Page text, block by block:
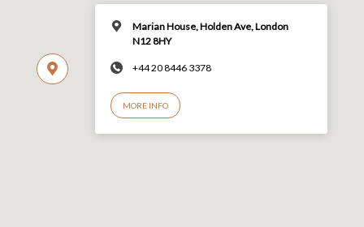
Marian House, Holden Ave, London
N12 8HY
+44 20 8446 3378
MORE INFO